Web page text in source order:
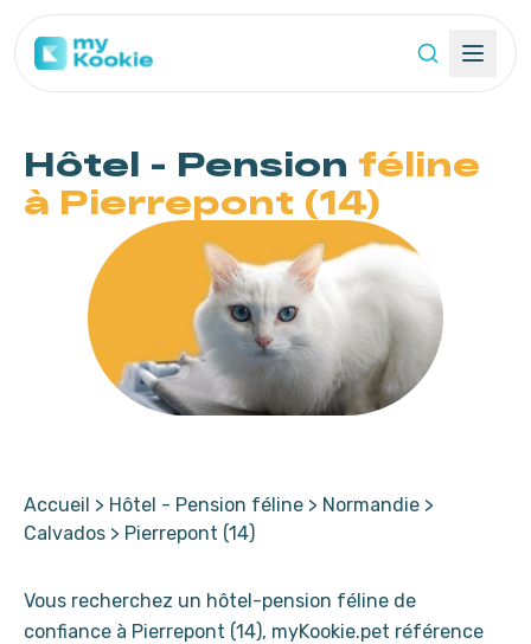
Hôtel - Pension féline
à Pierrepont (14)
Accueil > Hôtel - Pension féline > Normandie >
Calvados > Pierrepont (14)
Vous recherchez un hôtel-pension féline de
confiance à Pierrepont (14), myKookie.pet référence